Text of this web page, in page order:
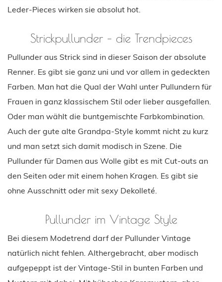
Leder-Pieces wirken sie absolut hot.
Strickpullunder – die Trendpieces
Pullunder aus Strick sind in dieser Saison der absolute
Renner. Es gibt sie ganz uni und vor allem in gedeckten
Farben. Man hat die Qual der Wahl unter Pullundern für
Frauen in ganz klassischem Stil oder lieber ausgefallen.
Oder man wählt die buntgemischte Farbkombination.
Auch der gute alte Grandpa-Style kommt nicht zu kurz
und man setzt sich damit modisch in Szene. Die
Pullunder für Damen aus Wolle gibt es mit Cut-outs an
den Seiten oder mit einem hohen Kragen. Es gibt sie
ohne Ausschnitt oder mit sexy Dekolleté.
Pullunder im Vintage Style
Bei diesem Modetrend darf der Pullunder Vintage
natürlich nicht fehlen. Althergebracht, aber modisch
aufgepeppt ist der Vintage-Stil in bunten Farben und